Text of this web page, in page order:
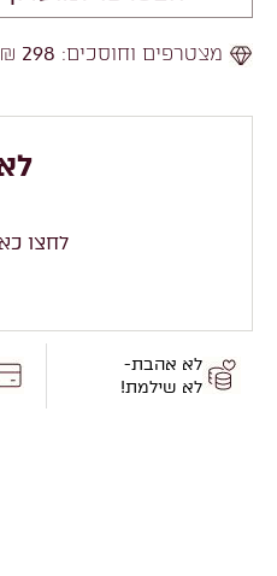
מצטרפים וחוסכים: 298
לחצו
לא אהבת-
לא שילמת!